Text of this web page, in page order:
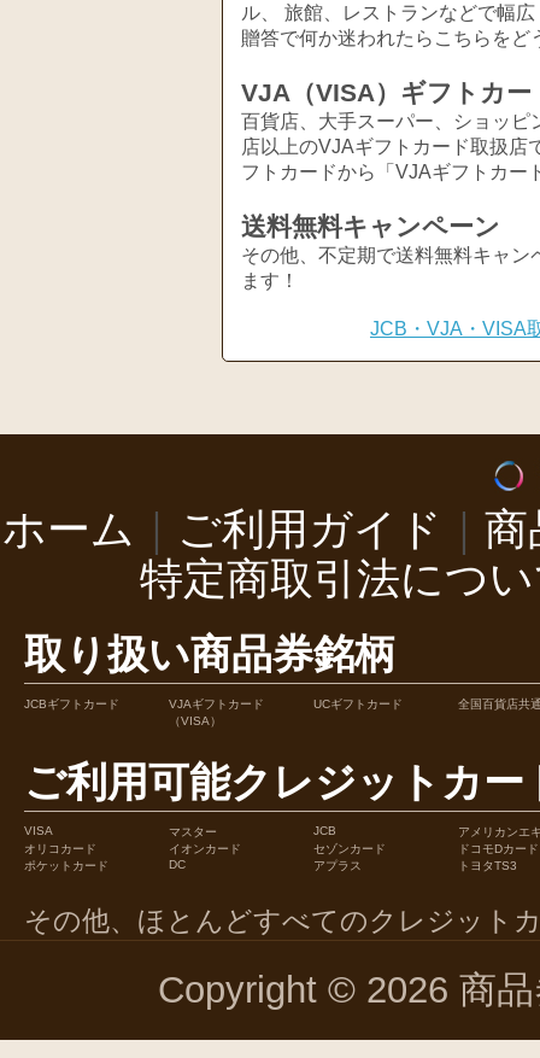
ル、 旅館、レストランなどで幅
贈答で何か迷われたらこちらをど
VJA（VISA）ギフトカー
百貨店、大手スーパー、ショッ
店以上のVJAギフトカード取扱店
フトカードから「VJAギフトカー
送料無料キャンペーン
その他、不定期で送料無料キャ
ます！
JCB・VJA・VISA
ホーム ご利用ガイド
商
特定商取引法につ
取り扱い商品券銘柄
JCBギフトカード
VJAギフトカード
（VISA）
UCギフトカード 全国百貨店共
ご利用可能クレジットカー
VISA マスター JCB
アメリカンエ
オリコカード
イオンカード セゾンカード
ドコモDカード
ポケットカード
DC アプラス トヨタTS3
その他、ほとんどすべてのクレジット
Copyright © 2026 商